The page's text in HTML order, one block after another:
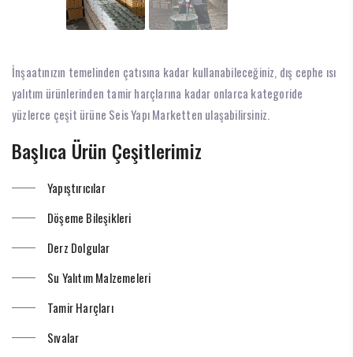
İnşaatınızın temelinden çatısına kadar kullanabileceğiniz, dış cephe ısı
yalıtım ürünlerinden tamir harçlarına kadar onlarca kategoride
yüzlerce çeşit ürüne Seis Yapı Marketten ulaşabilirsiniz.
Başlıca Ürün Çeşitlerimiz
Yapıştırıcılar
Döşeme Bileşikleri
Derz Dolgular
Su Yalıtım Malzemeleri
Tamir Harçları
Sıvalar